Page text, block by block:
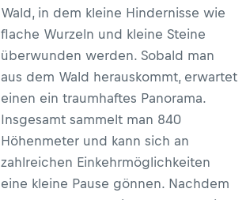
Wald, in dem kleine Hindernisse wie
flache Wurzeln und kleine Steine
überwunden werden. Sobald man
aus dem Wald herauskommt, erwartet
einen ein traumhaftes Panorama.
Insgesamt sammelt man 840
Höhenmeter und kann sich an
zahlreichen Einkehrmöglichkeiten
eine kleine Pause gönnen. Nachdem